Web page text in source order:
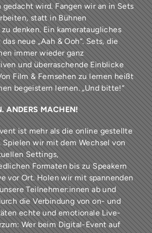
gedacht wird. Fangen wir an in Sets
statt in Bühnen
denken. Ein kamerataugliches
neue „Aah & Ooh“. Sets, die
immer wieder ganz
und überraschende Einblicke
Film & Fernsehen zu lernen heißt
begeistern lernen. „Und bitte!“
ANDERS MACHEN!
ist mehr als die online gestellte
Spielen wir mit dem Wechsel von
Settings,
Formaten bis zu Speakern
vor Ort. Holen wir mit spannenden
Teilnehmer:innen ab und
die Verbindung von on- und
echte und emotionale Live-
Wer beim Digital-Event auf